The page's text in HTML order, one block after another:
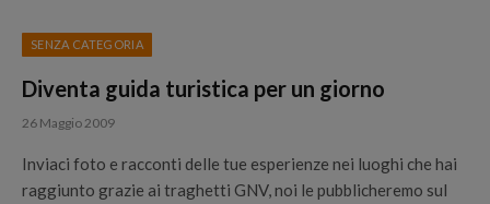
SENZA CATEGORIA
Diventa guida turistica per un giorno
26 Maggio 2009
Inviaci foto e racconti delle tue esperienze nei luoghi che hai
raggiunto grazie ai traghetti GNV, noi le pubblicheremo sul